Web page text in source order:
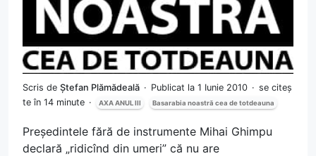
Scris de Ștefan Plămădeală Publicat la 1 Iunie 2010
se citeș
te în 14 minute
AXA ANUL III Basarabia noastră cea de totdeauna
Președintele fără de instrumente Mihai Ghimpu
declară „ridicînd din umeri” că nu are